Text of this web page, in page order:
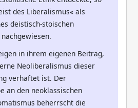
des Liberalismus« als
deistisch-stoischen
in ihrem eigenen Beitrag,
Neoliberalismus dieser
verhaftet ist. Der
an den neoklassischen
beherrscht die